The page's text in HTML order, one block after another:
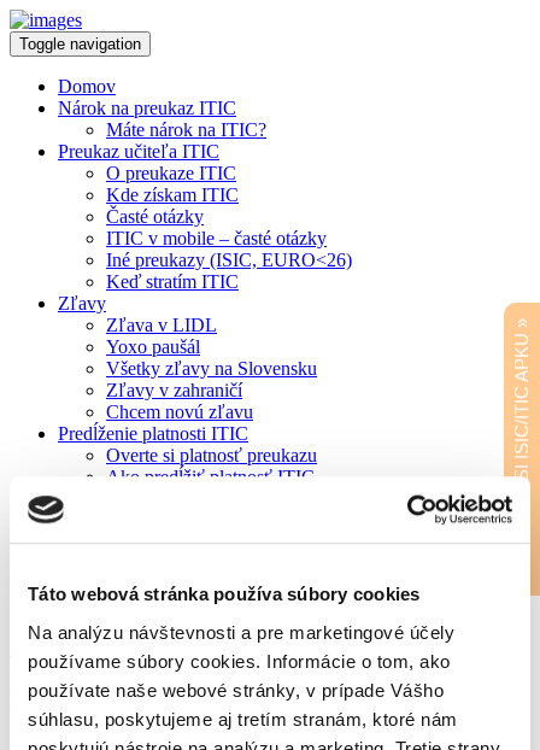
Táto webová stránka používa súbory cookies
Na analýzu návštevnosti a pre marketingové účely
používame súbory cookies. Informácie o tom, ako
používate naše webové stránky, v prípade Vášho
súhlasu, poskytujeme aj tretím stranám, ktoré nám
Toggle navigation
Domov
Nárok na preukaz ITIC
Máte nárok na ITIC?
Preukaz učiteľa ITIC
O preukaze ITIC
Kde získam ITIC
Časté otázky
ITIC v mobile – časté otázky
Iné preukazy (ISIC, EURO<26)
Keď stratím ITIC
Zľavy
Zľava v LIDL
Yoxo paušál
Všetky zľavy na Slovensku
Zľavy v zahraničí
Chcem novú zľavu
Predĺženie platnosti ITIC
Overte si platnosť preukazu
Ako predĺžiť platnosť ITIC
Kontakt
Reklamácie
O nás – CKM SYTS
Získať ITIC
Business Archives - ITIC
STIAHNITE SI ISIC/ITIC APKU »